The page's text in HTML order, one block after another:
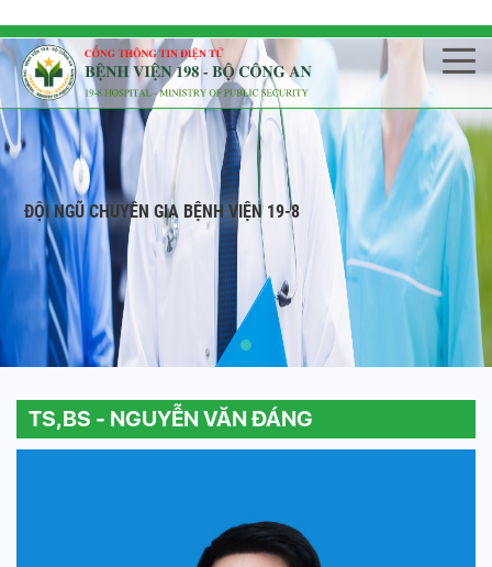
ĐỘI NGŨ CHUYÊN GIA BỆNH VIỆN 19-8
TS,BS - NGUYỄN VĂN ĐÁNG